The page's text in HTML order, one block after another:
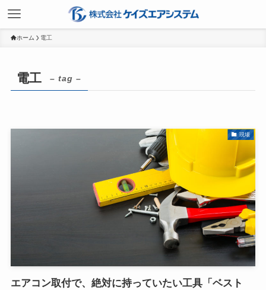
ホーム 電工
電工 – tag –
現場
エアコン取付で、絶対に持っていたい工具「ベスト